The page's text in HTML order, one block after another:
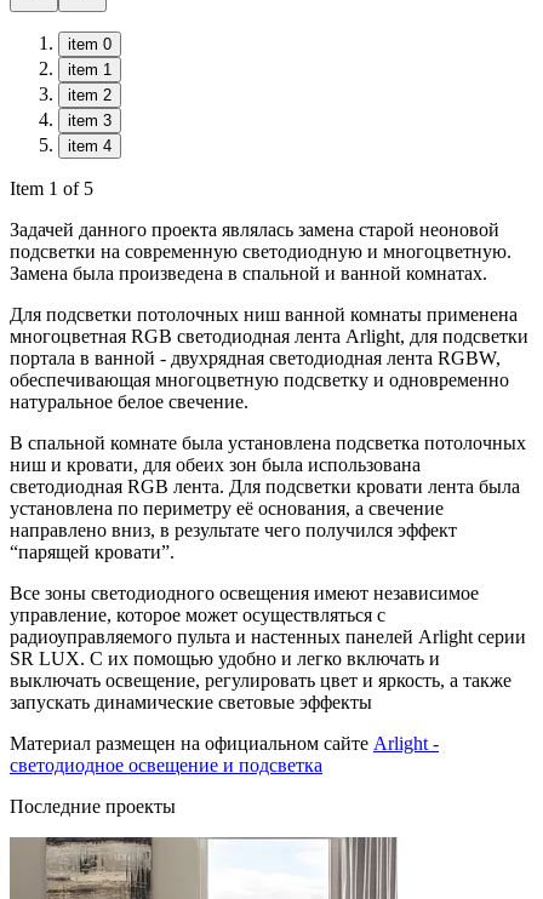
item 0
item 1
item 2
item 3
item 4
Item 1 of 5
Задачей данного проекта являлась замена старой неоновой
подсветки на современную светодиодную и многоцветную.
Замена была произведена в спальной и ванной комнатах.
Для подсветки потолочных ниш ванной комнаты применена
многоцветная RGB светодиодная лента Arlight, для подсветки
портала в ванной - двухрядная светодиодная лента RGBW,
обеспечивающая многоцветную подсветку и одновременно
натуральное белое свечение.
В спальной комнате была установлена подсветка потолочных
ниш и кровати, для обеих зон была использована
светодиодная RGB лента. Для подсветки кровати лента была
установлена по периметру её основания, а свечение
направлено вниз, в результате чего получился эффект
“парящей кровати”.
Все зоны светодиодного освещения имеют независимое
управление, которое может осуществляться с
радиоуправляемого пульта и настенных панелей Arlight серии
SR LUX. С их помощью удобно и легко включать и
выключать освещение, регулировать цвет и яркость, а также
запускать динамические световые эффекты
Материал размещен на официальном сайте Arlight -
светодиодное освещение и подсветка
Последние проекты